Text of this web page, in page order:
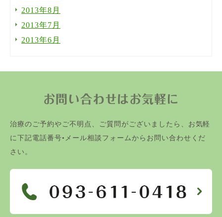
2013年8月
2013年7月
2013年6月
お問い合わせはお気軽に
治療のご予約やご不明点、ご質問がございましたら、お気軽
に下記電話番号•メール相談フォームからお問い合わせくだ
さい。